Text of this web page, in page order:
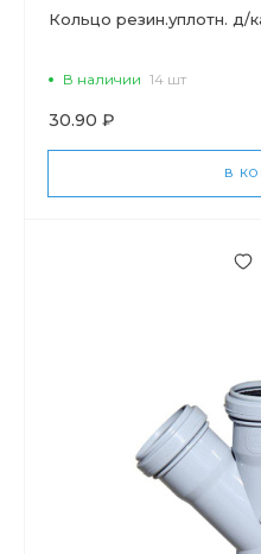
Кольцо резин.уплотн. д/
В наличии 14 шт
30.90 ₽
В